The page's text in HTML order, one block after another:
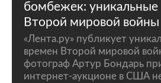
бомбежек: уникальные
Второй мировой войны
«Лента.ру» публикует
времен Второй мировой
фотограф Артур Бондарь
интернет-аукционе в США